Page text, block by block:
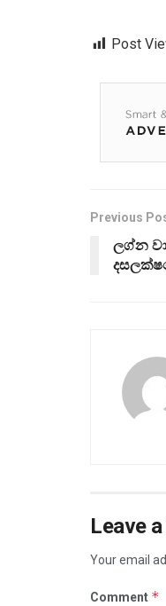
Post
Previous
ලග්න
Leave
Your email
Comment *